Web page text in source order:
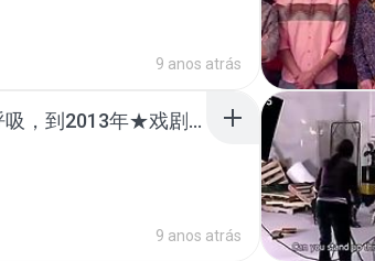
9 anos atrás
韩国电影：没有了呼吸，到2013年★戏剧与浪漫全高清★✔✔5.mp4
9 anos atrás